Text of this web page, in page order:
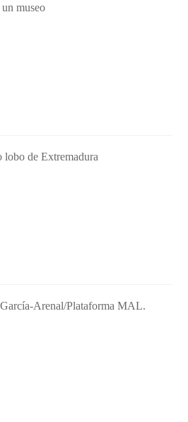
museo
de Extremadura
Arenal/Plataforma MAL.